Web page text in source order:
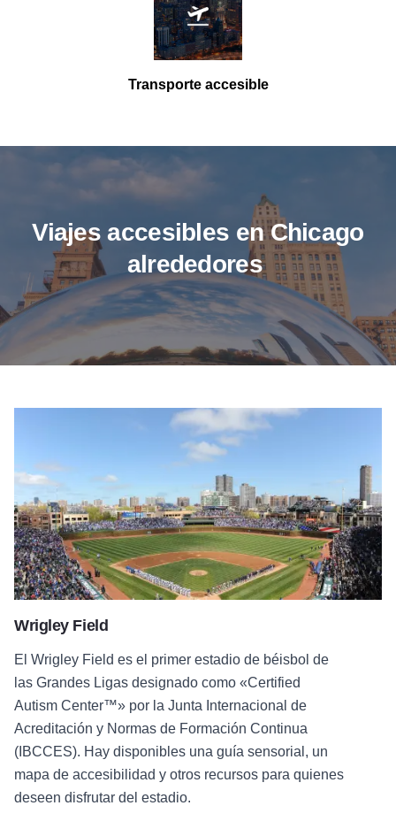
Transporte accesible
Viajes accesibles en Chicago
alrededores
Wrigley Field
El Wrigley Field es el primer estadio de béisbol de
las Grandes Ligas designado como «Certified
Autism Center™» por la Junta Internacional de
Acreditación y Normas de Formación Continua
(IBCCES). Hay disponibles una guía sensorial, un
mapa de accesibilidad y otros recursos para quienes
deseen disfrutar del estadio.